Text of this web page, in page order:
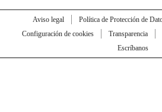
Aviso legal Política de Protección de
Configuración de cookies
Transparencia
Escríbanos